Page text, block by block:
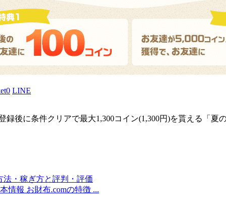
0 LINE
録後に条件クリアで最大1,300コイン(1,300円)を貰える「夏
法・稼ぎ方と評判・評価
情報 お財布.comの特徴 ...